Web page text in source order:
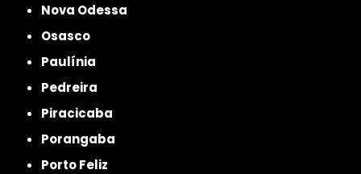
Nova Odessa
Osasco
Paulínia
Pedreira
Piracicaba
Porangaba
Porto Feliz